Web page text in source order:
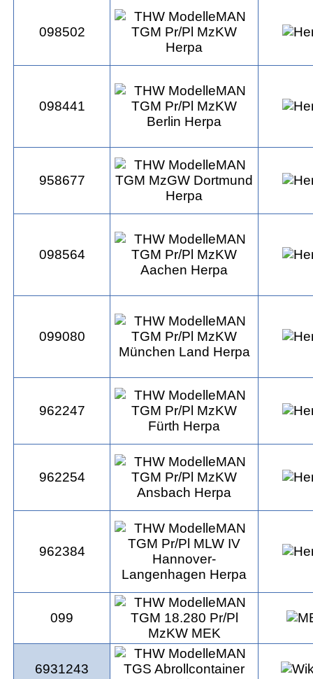
098502
098441
958677
098564
099080
962247
962254
962384
099
6931243